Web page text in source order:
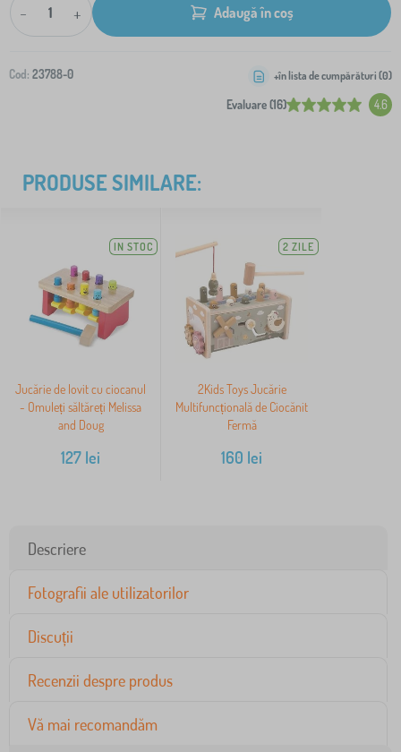
- + Adaugă în coș
Cod: 23788-0
Evaluare (16) 4.6
+în lista de cumpărături (0)
PRODUSE SIMILARE:
IN STOC
Jucărie de lovit cu ciocanul
- Omuleți săltăreți Melissa
and Doug
127 lei
2 ZILE
2Kids Toys Jucărie
Multifuncțională de Ciocănit
Fermă
160 lei
Descriere
Fotografii ale utilizatorilor
Discuții
Recenzii despre produs
Vă mai recomandăm